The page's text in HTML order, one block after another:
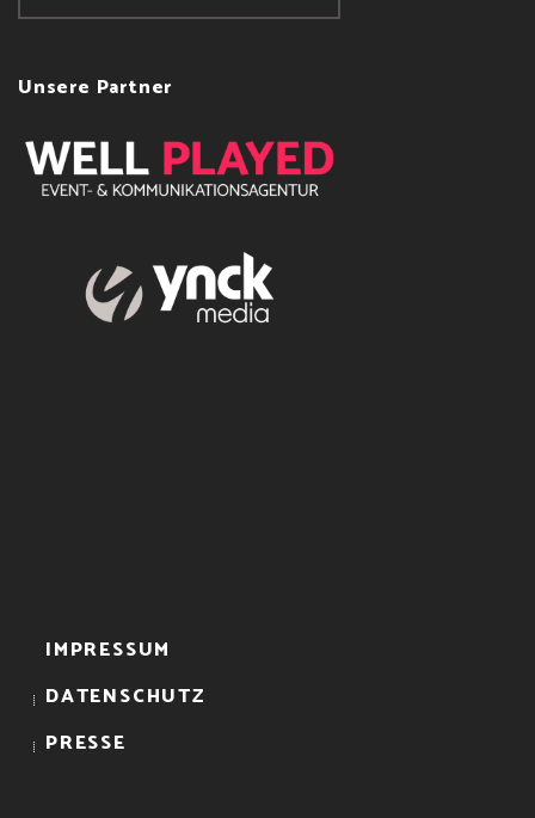
Unsere Partner
IMPRESSUM
DATENSCHUTZ
PRESSE